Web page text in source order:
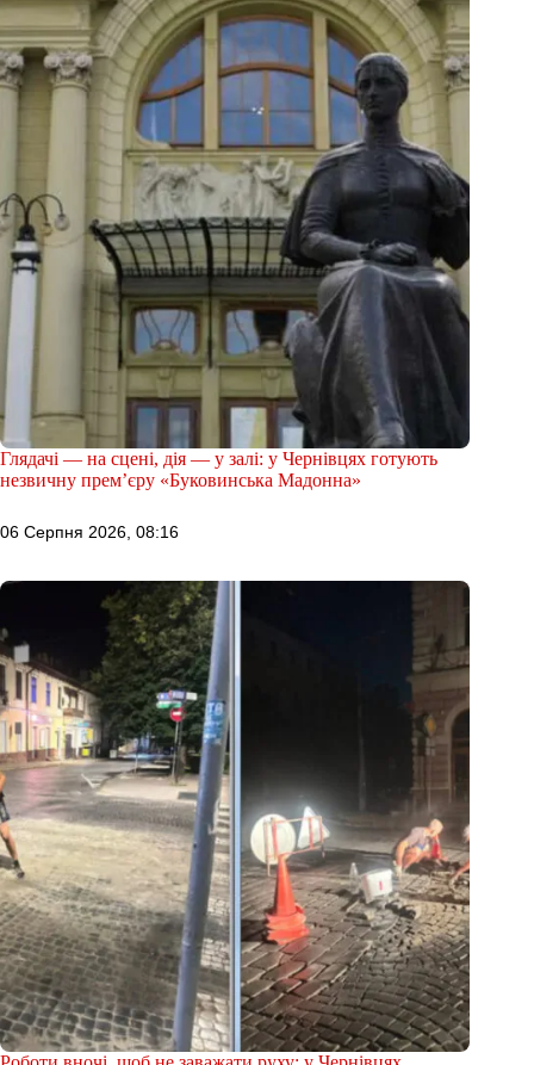
Глядачі — на сцені, дія — у залі: у Чернівцях готують
незвичну прем’єру «Буковинська Мадонна»
06 Серпня 2026, 08:16